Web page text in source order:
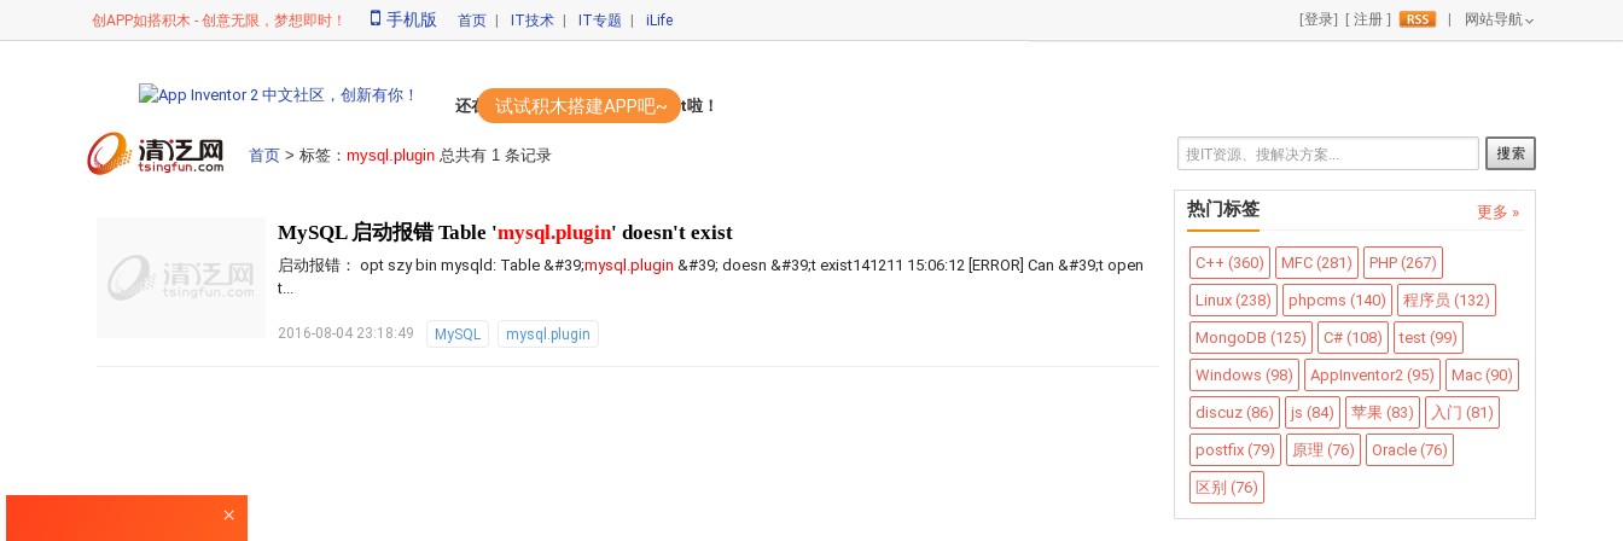
创APP如搭积木 - 创意无限，梦想即时！ 手机版 首页 IT技术 IT专题 iLife 网站导航
还在苦苦敲代码开发APP？你out啦！
试试积木搭建APP吧~
首页 > 标签： mysql.plugin 总共有 1 条记录
MySQL 启动报错 Table 'mysql.plugin' doesn't exist
启动报错： opt szy bin mysqld: Table &#39;mysql.plugin &#39; doesn &#39;t exist141211 15:06:12 [ERROR] Can &#39;t open
t...
2016-08-04 23:18:49 MySQL mysql.plugin
热门标签 更多 »
C++ (360) MFC (281) PHP (267)
Linux (238) phpcms (140) 程序员 (132)
MongoDB (125) C# (108) test (99)
Windows (98) AppInventor2 (95) Mac (90)
discuz (86) js (84) 苹果 (83) 入门 (81)
postfix (79) 原理 (76) Oracle (76)
区别 (76)